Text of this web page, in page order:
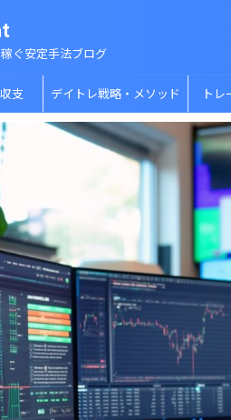
ぐ安定手法ブログ
支 デイトレ戦略・メソッド ト